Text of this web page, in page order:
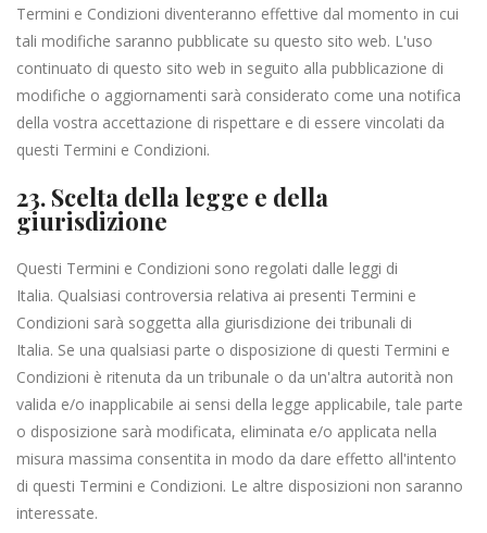
Termini e Condizioni diventeranno effettive dal momento in cui
tali modifiche saranno pubblicate su questo sito web. L'uso
continuato di questo sito web in seguito alla pubblicazione di
modifiche o aggiornamenti sarà considerato come una notifica
della vostra accettazione di rispettare e di essere vincolati da
questi Termini e Condizioni.
23. Scelta della legge e della
giurisdizione
Questi Termini e Condizioni sono regolati dalle leggi di
Italia. Qualsiasi controversia relativa ai presenti Termini e
Condizioni sarà soggetta alla giurisdizione dei tribunali di
Italia. Se una qualsiasi parte o disposizione di questi Termini e
Condizioni è ritenuta da un tribunale o da un'altra autorità non
valida e/o inapplicabile ai sensi della legge applicabile, tale parte
o disposizione sarà modificata, eliminata e/o applicata nella
misura massima consentita in modo da dare effetto all'intento
di questi Termini e Condizioni. Le altre disposizioni non saranno
interessate.